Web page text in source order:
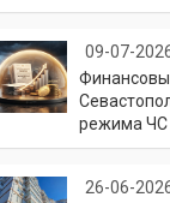
09-07-
режима ЧС
26-06-